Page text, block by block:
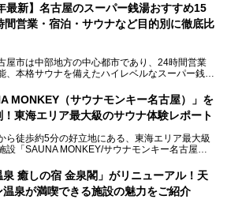
年にわたり愛され続けてきた施設だからこそ、
はじめオープンを待ちわびている人も多いのでは
うか。
設備の補修を機に、2年前からじっくり構想を練
いうだけあって、館内の充実度は想像以上。
拡張したという露天エリアや10の浴槽、40人収
スタジアムサウナに、岩盤浴やリラクゼーション
と楽しめる施設に生まれ変わりました。
面リニューアルして新しくなった「スパアクアス
最新】名古屋のスーパー銭湯おすすめ15
間営業・宿泊・サウナなど目的別に徹底比
屋市は中部地方の中心都市であり、24時間営業
、本格サウナを備えたハイレベルなスーパー銭湯
「日々の仕事の疲れを心身ともにリセットした
に時間を忘れて1日中ダラダラ過ごしたい」「コ
魅力です！
泉施設を見つけて楽しんでくださいね。
MONKEY（サウナモンキー名古屋）」を
！東海エリア最大級のサウナ体験レポート
ら徒歩約5分の好立地にある、東海エリア最大級
設「SAUNA MONKEY/サウナモンキー名古屋」
周辺ってサウナが少ないよね」という声をよく耳
あり、アクセスの良さにも胸が高鳴ります。
は男性専用となっているパブリックサウナが、女
泉 癒しの宿 金泉閣」がリニューアル！天
温泉が満喫できる施設の魅力をご紹介